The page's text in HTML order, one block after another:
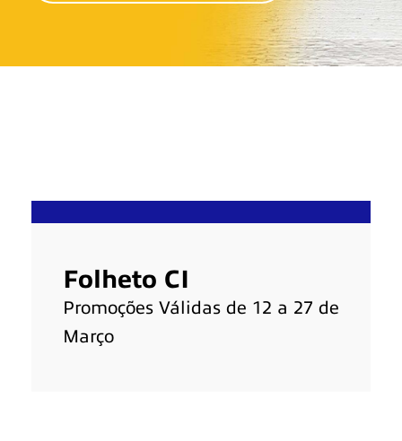
Folheto CI
Promoções Válidas de 12 a 27 de
Março